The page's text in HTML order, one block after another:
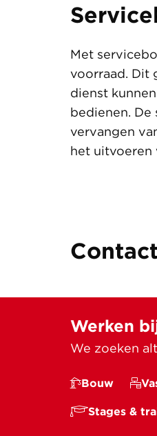
Met
voorraad. Dit
dienst
bedienen.
vervangen
het uitvoeren
Werken
We zoeken
Bouw
Stages &